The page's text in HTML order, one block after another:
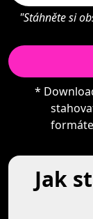
"Stáhněte si
*
Jak